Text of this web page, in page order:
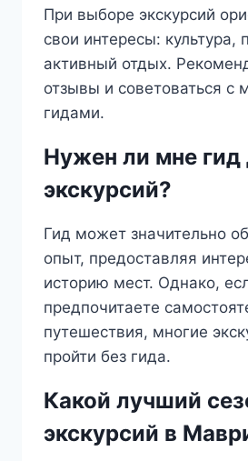
При выборе экскурсий
свои интересы: культура,
активный отдых.
отзывы и советоваться с
гидами.
Нужен ли мне гид
экскурсий?
Гид может значительно
опыт, предоставляя
историю мест. Однако,
предпочитаете
путешествия, многие
пройти без гида.
Какой лучший
экскурсий в